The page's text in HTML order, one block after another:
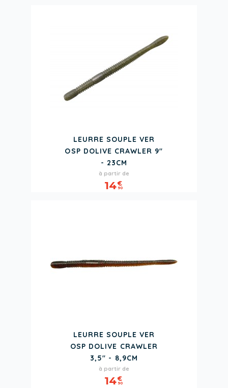
LEURRE SOUPLE VER
OSP DOLIVE CRAWLER 9"
- 23CM
Prix
à partir de
14€
90
LEURRE SOUPLE VER
OSP DOLIVE CRAWLER
3,5" - 8,9CM
Prix
à partir de
14€
90